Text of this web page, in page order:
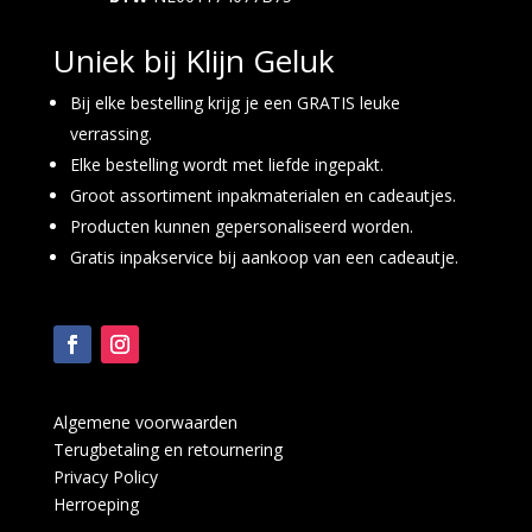
Uniek bij Klijn Geluk
Bij elke bestelling krijg je een GRATIS leuke
verrassing.
Elke bestelling wordt met liefde ingepakt.
Groot assortiment inpakmaterialen en cadeautjes.
Producten kunnen gepersonaliseerd worden.
Gratis inpakservice bij aankoop van een cadeautje.
Algemene voorwaarden
Terugbetaling en retournering
Privacy Policy
Herroeping